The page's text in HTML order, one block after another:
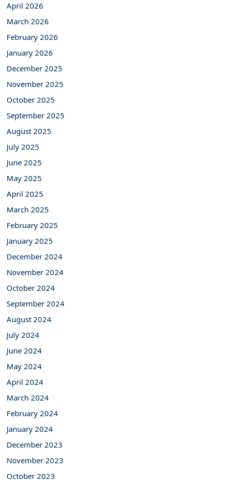
April 2026
March 2026
February 2026
January 2026
December 2025
November 2025
October 2025
September 2025
August 2025
July 2025
June 2025
May 2025
April 2025
March 2025
February 2025
January 2025
December 2024
November 2024
October 2024
September 2024
August 2024
July 2024
June 2024
May 2024
April 2024
March 2024
February 2024
January 2024
December 2023
November 2023
October 2023